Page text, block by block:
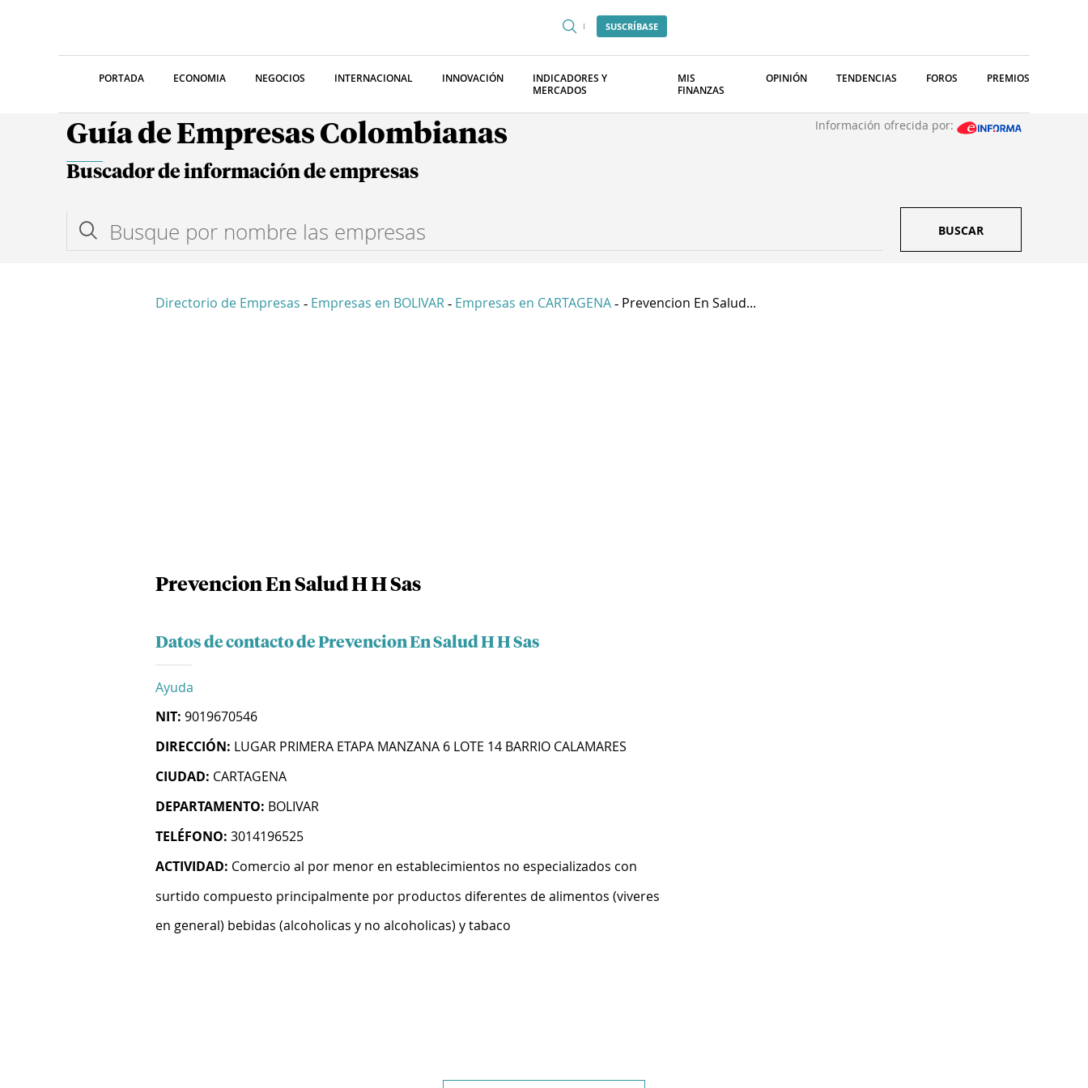
SUSCRÍBASE
PORTADA ECONOMIA NEGOCIOS INTERNACIONAL INNOVACIÓN
INDICADORES Y
MERCADOS
MIS
FINANZAS
OPINIÓN TENDENCIAS FOROS PREMIOS
Guía de Empresas Colombianas Información ofrecida por:
Buscador de información de empresas
BUSCAR
Directorio de Empresas - Empresas en BOLIVAR - Empresas en CARTAGENA - Prevencion En Salud...
Prevencion En Salud H H Sas
Datos de contacto de Prevencion En Salud H H Sas
Ayuda
NIT: 9019670546
DIRECCIÓN: LUGAR PRIMERA ETAPA MANZANA 6 LOTE 14 BARRIO CALAMARES
CIUDAD: CARTAGENA
DEPARTAMENTO: BOLIVAR
TELÉFONO: 3014196525
ACTIVIDAD: Comercio al por menor en establecimientos no especializados con
surtido compuesto principalmente por productos diferentes de alimentos (viveres
en general) bebidas (alcoholicas y no alcoholicas) y tabaco